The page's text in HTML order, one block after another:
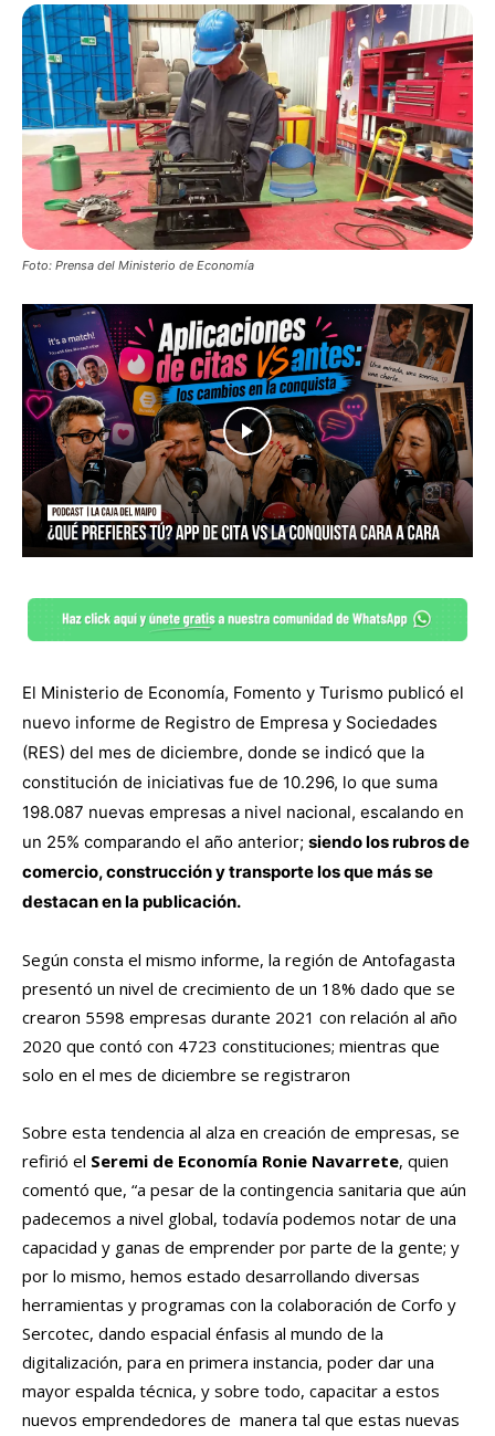
Foto: Prensa del Ministerio de Economía
El Ministerio de Economía, Fomento y Turismo publicó el
nuevo informe de Registro de Empresa y Sociedades
(RES) del mes de diciembre, donde se indicó que la
constitución de iniciativas fue de 10.296, lo que suma
198.087 nuevas empresas a nivel nacional, escalando en
un 25% comparando el año anterior; siendo los rubros de
comercio, construcción y transporte los que más se
destacan en la publicación.
Según consta el mismo informe, la región de Antofagasta
presentó un nivel de crecimiento de un 18% dado que se
crearon 5598 empresas durante 2021 con relación al año
2020 que contó con 4723 constituciones; mientras que
solo en el mes de diciembre se registraron
Sobre esta tendencia al alza en creación de empresas, se
refirió el Seremi de Economía Ronie Navarrete, quien
comentó que, “a pesar de la contingencia sanitaria que aún
padecemos a nivel global, todavía podemos notar de una
capacidad y ganas de emprender por parte de la gente; y
por lo mismo, hemos estado desarrollando diversas
herramientas y programas con la colaboración de Corfo y
Sercotec, dando espacial énfasis al mundo de la
digitalización, para en primera instancia, poder dar una
mayor espalda técnica, y sobre todo, capacitar a estos
nuevos emprendedores de manera tal que estas nuevas